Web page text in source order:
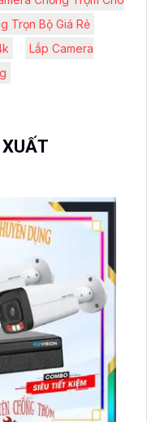
Trọn Bộ Giá Rẻ
Lắp Camera